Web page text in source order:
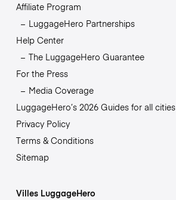
Affiliate Program
LuggageHero Partnerships
Help Center
The LuggageHero Guarantee
For the Press
Media Coverage
LuggageHero’s 2026 Guides for all cities
Privacy Policy
Terms & Conditions
Sitemap
Villes LuggageHero